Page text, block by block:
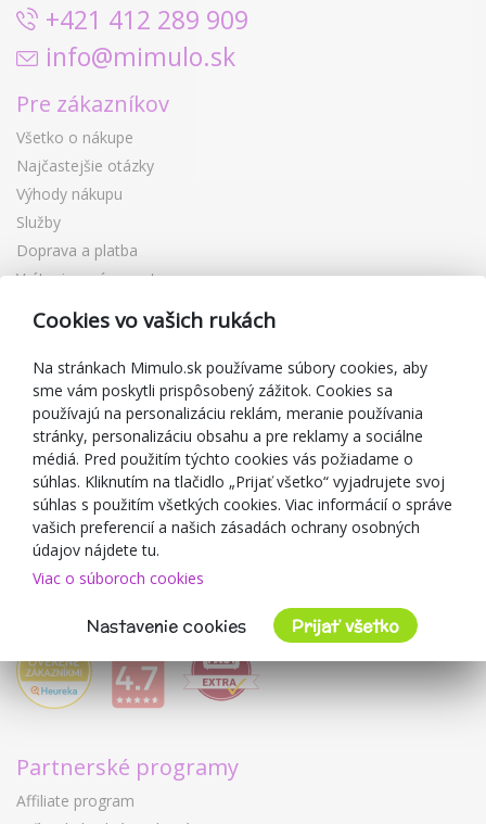
+421 412 289 909
info@mimulo.sk
Pre zákazníkov
Všetko o nákupe
Najčastejšie otázky
Výhody nákupu
Služby
Doprava a platba
Vrátenie a výmena tovaru
Reklamácia
Darčekové poukážky
Zľavové kupóny
Blog
O predajcovi
Mimulo.sk
Obchodné podmienky
Ochrana osobných údajov GDPR
Kontakty
Spolupracujeme
Partnerské programy
Affiliate program
Cookies vo vašich rukách
Na stránkach Mimulo.sk používame súbory cookies, aby
sme vám poskytli prispôsobený zážitok. Cookies sa
používajú na personalizáciu reklám, meranie používania
stránky, personalizáciu obsahu a pre reklamy a sociálne
médiá. Pred použitím týchto cookies vás požiadame o
súhlas. Kliknutím na tlačidlo „Prijať všetko“ vyjadrujete svoj
súhlas s použitím všetkých cookies. Viac informácií o správe
vašich preferencií a našich zásadách ochrany osobných
údajov nájdete tu.
Viac o súboroch cookies
Nastavenie cookies Prijať všetko